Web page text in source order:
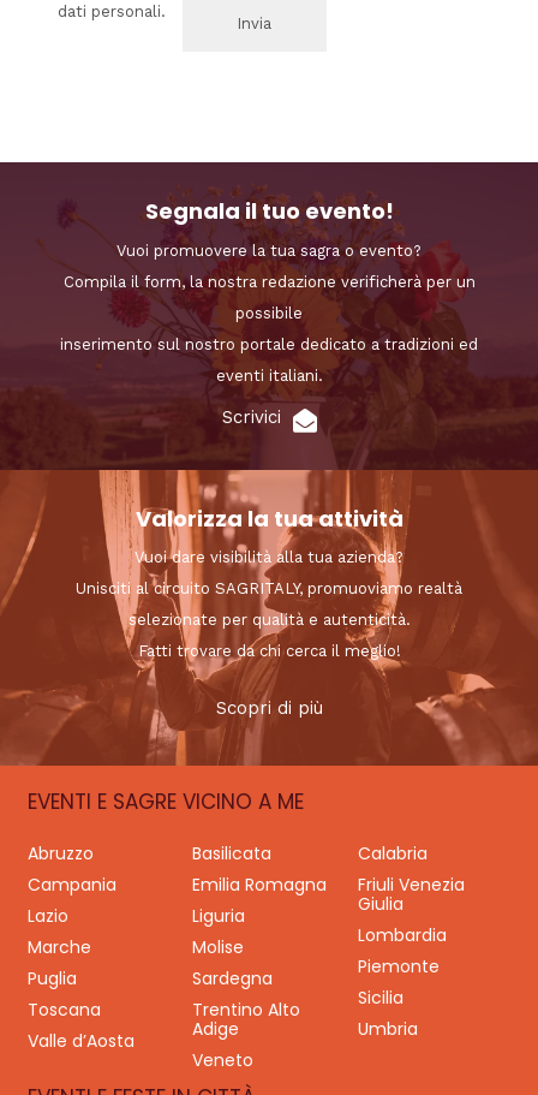
dati personali.
Segnala il tuo evento!
Vuoi promuovere la tua sagra o evento?
Compila il form, la nostra redazione verificherà per un
possibile
inserimento sul nostro portale dedicato a tradizioni ed
eventi italiani.
Scrivici
Valorizza la tua attività
Vuoi dare visibilità alla tua azienda?
Unisciti al circuito SAGRITALY, promuoviamo realtà
selezionate per qualità e autenticità.
Fatti trovare da chi cerca il meglio!
Scopri di più
EVENTI E SAGRE VICINO A ME
Abruzzo Basilicata
Calabria
Campania
Emilia Romagna
Friuli Venezia
Giulia
Lazio
Liguria
Lombardia
Marche
Molise
Piemonte
Puglia
Sardegna
Sicilia
Toscana
Trentino Alto
Adige
Umbria
Valle d’Aosta
Veneto